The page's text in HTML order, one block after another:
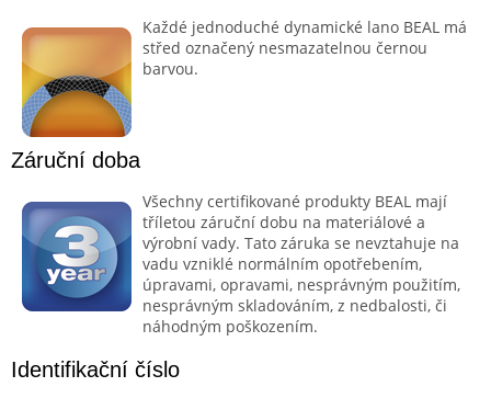
Každé jednoduché dynamické lano BEAL má
střed označený nesmazatelnou černou
barvou.
Záruční doba
Všechny certifikované produkty BEAL mají
tříletou záruční dobu na materiálové a
výrobní vady. Tato záruka se nevztahuje na
vadu vzniklé normálním opotřebením,
úpravami, opravami, nesprávným použitím,
nesprávným skladováním, z nedbalosti, či
náhodným poškozením.
Identifikační číslo